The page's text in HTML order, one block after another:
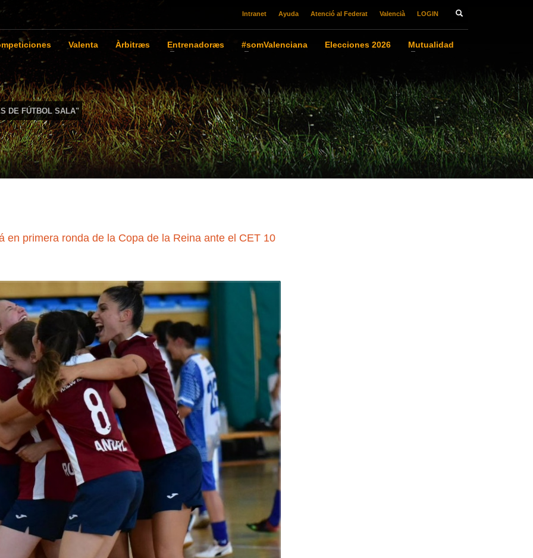
Intranet Ayuda Atenció al Federat Valencià LOGIN
Valenta Àrbitræs Entrenadoræs #somValenciana Elecciones 2026 Mutualidad
DE FÚTBOL SALA"
en primera ronda de la Copa de la Reina ante el CET 10